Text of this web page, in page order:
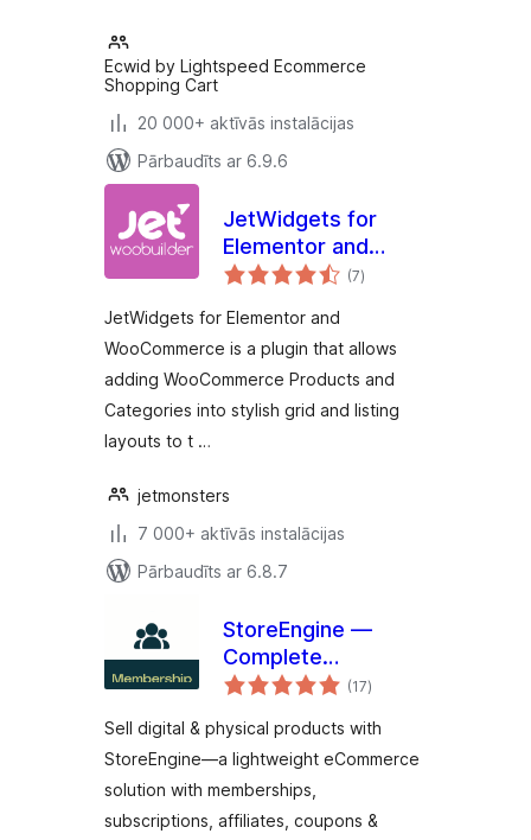
Ecwid by Lightspeed Ecommerce
Shopping Cart
20 000+ aktīvās instalācijas
Pārbaudīts ar 6.9.6
JetWidgets for
Elementor and
WooCommerce
(7vērtējumu
kopsumma
)
JetWidgets for Elementor and
WooCommerce is a plugin that allows
adding WooCommerce Products and
Categories into stylish grid and listing
layouts to t …
jetmonsters
7 000+ aktīvās instalācijas
Pārbaudīts ar 6.8.7
StoreEngine —
Complete
eCommerce
Memberships,
Licensing, Affiliates
& More
(17vērtējumu
kopsumma
)
Sell digital & physical products with
StoreEngine—a lightweight eCommerce
solution with memberships,
subscriptions, affiliates, coupons &